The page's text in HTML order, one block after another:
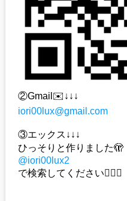
②Gmail✉️↓↓↓
iori00lux@gmail.com
③エックス↓↓↓
ひっそりと作りました🫣
@iori00lux2
で検索してください🙇🏻‍♀️